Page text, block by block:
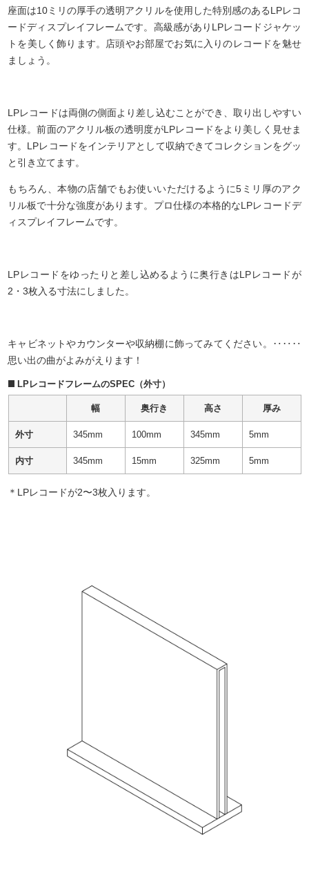
座面は10ミリの厚手の透明アクリルを使用した特別感のあるLPレコ
ードディスプレイフレームです。高級感がありLPレコードジャケッ
トを美しく飾ります。店頭やお部屋でお気に入りのレコードを魅せ
ましょう。
LPレコードは両側の側面より差し込むことができ、取り出しやすい
仕様。前面のアクリル板の透明度がLPレコードをより美しく見せま
す。LPレコードをインテリアとして収納できてコレクションをグッ
と引き立てます。
もちろん、本物の店舗でもお使いいただけるように5ミリ厚のアク
リル板で十分な強度があります。プロ仕様の本格的なLPレコードデ
ィスプレイフレームです。
LPレコードをゆったりと差し込めるように奥行きはLPレコードが
2・3枚入る寸法にしました。
キャビネットやカウンターや収納棚に飾ってみてください。‥‥‥
思い出の曲がよみがえります！
LPレコードフレームのSPEC（外寸）
幅 奥行き 高さ 厚み
外寸 345mm 100mm 345mm 5mm
内寸 345mm 15mm 325mm 5mm
＊LPレコードが2〜3枚入ります。